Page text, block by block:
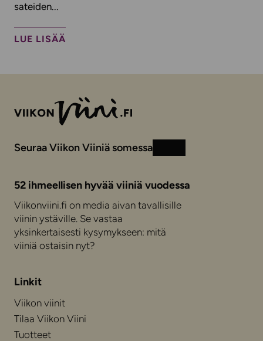
sateiden...
LUE LISÄÄ
Seuraa Viikon Viiniä somessa
52 ihmeellisen hyvää viiniä vuodessa
Viikonviini.fi on media aivan tavallisille
viinin ystäville. Se vastaa
yksinkertaisesti kysymykseen: mitä
viiniä ostaisin nyt?
Linkit
Viikon viinit
Tilaa Viikon Viini
Tuotteet